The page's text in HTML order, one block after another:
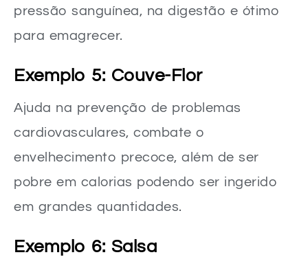
pressão sanguínea, na digestão e ótimo
para emagrecer.
Exemplo 5: Couve-Flor
Ajuda na prevenção de problemas
cardiovasculares, combate o
envelhecimento precoce, além de ser
pobre em calorias podendo ser ingerido
em grandes quantidades.
Exemplo 6: Salsa